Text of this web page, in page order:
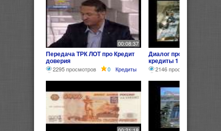
00:08:37
Передача ТРК ЛОТ про Кредит
доверия
2295 просмотров 0 Кредиты
Диалог про деньги банки
кредиты 1
2146 просмотров